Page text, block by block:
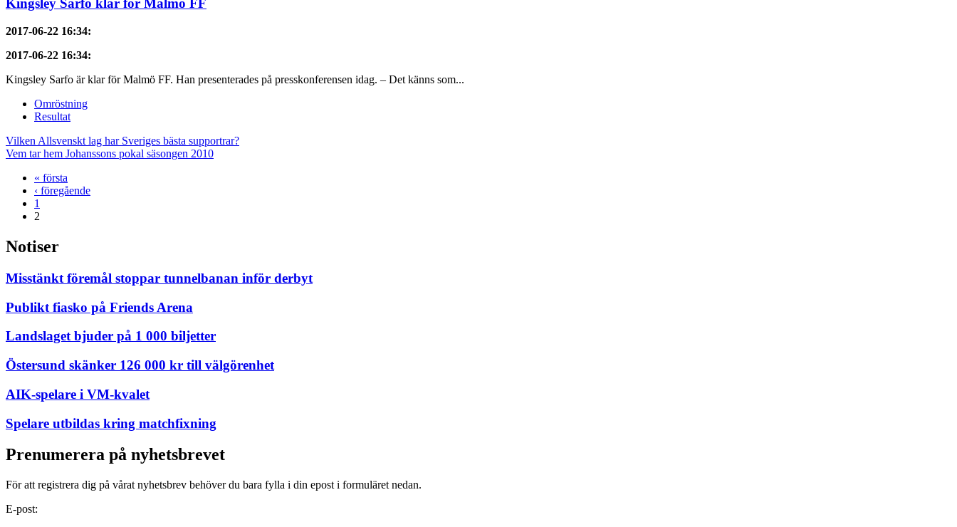
Kingsley Sarfo klar för Malmö FF
2017-06-22 16:34:
2017-06-22 16:34:
Kingsley Sarfo är klar för Malmö FF. Han presenterades på presskonferensen idag. – Det känns som...
Omröstning
Resultat
Vilken Allsvenskt lag har Sveriges bästa supportrar?
Vem tar hem Johanssons pokal säsongen 2010
« första
‹ föregående
1
2
Notiser
Misstänkt föremål stoppar tunnelbanan inför derbyt
Publikt fiasko på Friends Arena
Landslaget bjuder på 1 000 biljetter
Östersund skänker 126 000 kr till välgörenhet
AIK-spelare i VM-kvalet
Spelare utbildas kring matchfixning
Prenumerera på nyhetsbrevet
För att registrera dig på vårat nyhetsbrev behöver du bara fylla i din epost i formuläret nedan.
E-post: